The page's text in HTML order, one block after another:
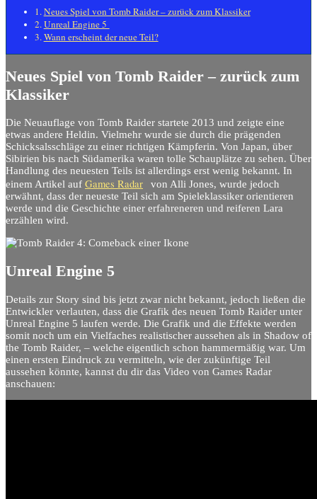
Neues Spiel von Tomb Raider – zurück zum Klassiker
Unreal Engine 5
Wann erscheint der neue Teil?
Neues Spiel von Tomb Raider – zurück zum
Klassiker
Die Neuauflage von Tomb Raider startete 2013 und zeigte eine
etwas andere Heldin. Vielmehr wurde sie durch die prägenden
Schicksalsschläge zu einer richtigen Kämpferin. Von Japan, über
Sibirien bis nach Südamerika waren tolle Schauplätze zu sehen. Über
Handlung des neuesten Teils ist allerdings erst wenig bekannt. In
einem Artikel auf Games Radar
von Alli Jones, wurde jedoch
erwähnt, dass der neueste Teil sich am Spieleklassiker orientieren
werde und die Geschichte einer erfahreneren und reiferen Lara
erzählen wird.
Unreal Engine 5
Details zur Story sind bis jetzt zwar nicht bekannt, jedoch ließen die
Entwickler verlauten, dass die Grafik des neuen Tomb Raider unter
Unreal Engine 5 laufen werde. Die Grafik und die Effekte werden
somit noch um ein Vielfaches realistischer aussehen als in Shadow of
the Tomb Raider, – welche eigentlich schon hammermäßig war. Um
einen ersten Eindruck zu vermitteln, wie der zukünftige Teil
aussehen könnte, kannst du dir das Video von Games Radar
anschauen: